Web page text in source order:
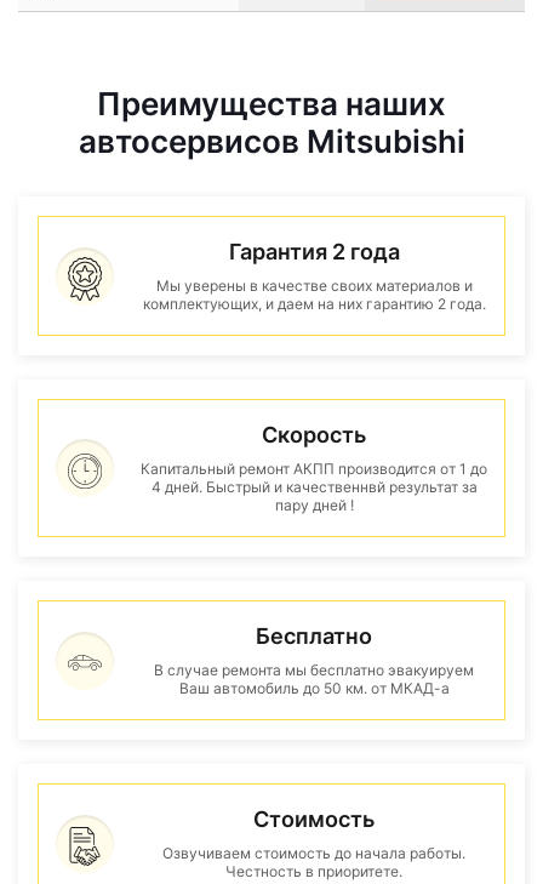
Преимущества наших
автосервисов Mitsubishi
Гарантия 2 года
Мы уверены в качестве своих материалов и
комплектующих, и даем на них гарантию 2 года.
Скорость
Капитальный ремонт АКПП производится от 1 до
4 дней. Быстрый и качественнвй результат за
пару дней !
Бесплатно
В случае ремонта мы бесплатно эвакуируем
Ваш автомобиль до 50 км. от МКАД-а
Стоимость
Озвучиваем стоимость до начала работы.
Честность в приоритете.